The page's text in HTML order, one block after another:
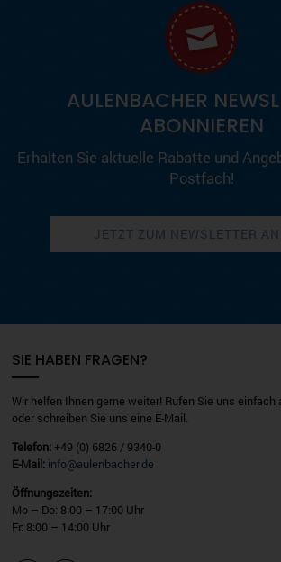
AULENBACHER
ABONNIEREN
Erhalten Sie aktuelle Rabatte und
Postfach!
JETZT ZUM NEWSLETTER
SIE HABEN FRAGEN?
Wir helfen Ihnen gerne weiter! Rufen Sie uns einfach
oder schreiben Sie uns eine E-Mail.
Telefon:+49 (0) 6826 / 9340-0
E-Mail: info@aulenbacher.de
Öffnungszeiten:
Mo – Do: 8:00 – 17:00 Uhr
Fr: 8:00 – 14:00 Uhr